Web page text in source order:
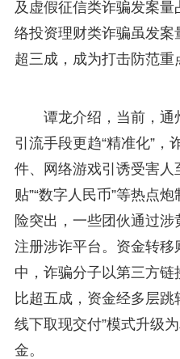
及虚假征信类诈骗发案
络投资理财类诈骗虽发
超三成，成为打击防范重
谭龙介绍，当前，通
引流手段更趋“精准化”，
件、网络游戏引诱受害人
贴”“数字人民币”等热点
险突出，一些团伙通过
注册涉诈平台。资金转移
中，诈骗分子以第三方
比超五成，资金经多层跳
线下取现交付”模式升级
金。